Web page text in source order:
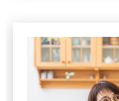
きます。最新のテ
率の改善や顧客体
らの取り組みを通
ばれる不動産会社